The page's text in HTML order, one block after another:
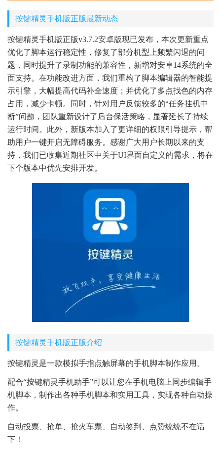
按键精灵手机版正版最新动态
按键精灵手机版正版v3.7.2安卓版现已发布，本次更新重点
优化了脚本运行稳定性，修复了部分机型上频繁闪退的问
题，同时提升了录制功能的兼容性，新增对安卓14系统的全
面支持。在功能改进方面，我们重构了脚本编辑器的智能提
示引擎，大幅提高代码补全速度；并优化了多点找色的内存
占用，减少卡顿。同时，针对用户反馈较多的“任务挂机中
断”问题，团队重新设计了后台保活策略，显著延长了持续
运行时间。此外，新版本加入了更详细的权限引导提示，帮
助用户一键开启无障碍服务。感谢广大用户长期以来的支
持，我们已收集近期社区中关于UI界面自定义的需求，将在
下个版本中优先安排开发。
按键精灵手机版正版介绍
按键精灵是一款模拟手指点触屏幕的手机脚本制作应用。
配合“按键精灵手机助手”可以让您在手机电脑上同步编辑手
机脚本，制作出各种手机脚本和实用工具，实现各种自动操
作。
自动投票、抢单、抢火车票、自动签到、点赞统统不在话
下！